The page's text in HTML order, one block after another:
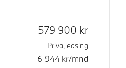
Kontantpris
579 900 kr
Privatleasing
6 944 kr/mnd